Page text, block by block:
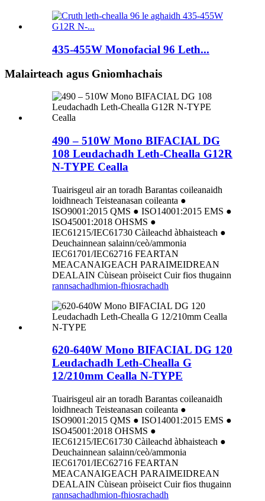
435-455W Monofacial 96 Leth...
Malairteach agus Gnìomhachais
490 – 510W Mono BIFACIAL DG
108 Leudachadh Leth-Chealla G12R
N-TYPE Cealla
Tuairisgeul air an toradh Barantas coileanaidh
loidhneach Teisteanasan coileanta ●
ISO9001:2015 QMS ● ISO14001:2015 EMS ●
ISO45001:2018 OHSMS ●
IEC61215/IEC61730 Càileachd àbhaisteach ●
Deuchainnean salainn/ceò/ammonia
IEC61701/IEC62716 FEARTAN
MEACANAIGEACH PARAIMEIDREAN
DEALAIN Cùisean pròiseict Cuir fios thugainn
rannsachadhmion-fhiosrachadh
620-640W Mono BIFACIAL DG 120
Leudachadh Leth-Chealla G
12/210mm Cealla N-TYPE
Tuairisgeul air an toradh Barantas coileanaidh
loidhneach Teisteanasan coileanta ●
ISO9001:2015 QMS ● ISO14001:2015 EMS ●
ISO45001:2018 OHSMS ●
IEC61215/IEC61730 Càileachd àbhaisteach ●
Deuchainnean salainn/ceò/ammonia
IEC61701/IEC62716 FEARTAN
MEACANAIGEACH PARAIMEIDREAN
DEALAIN Cùisean pròiseict Cuir fios thugainn
rannsachadhmion-fhiosrachadh